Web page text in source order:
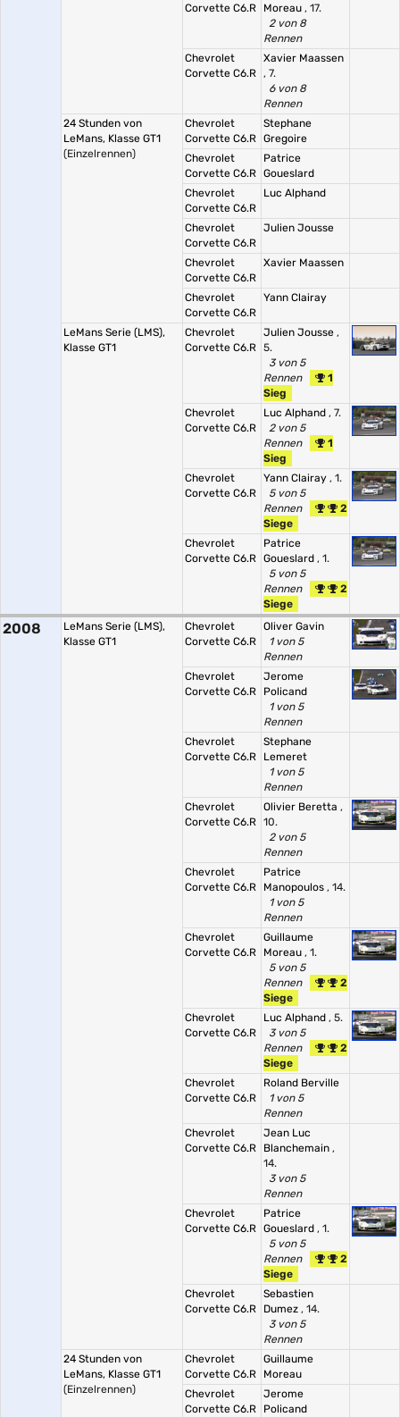
Corvette C6.R
Moreau , 17.
2 von 8
Rennen
Chevrolet
Corvette C6.R
Xavier Maassen
, 7.
6 von 8
Rennen
24 Stunden von
LeMans, Klasse GT1
(Einzelrennen)
Chevrolet
Corvette C6.R
Stephane
Gregoire
Chevrolet
Corvette C6.R
Patrice
Goueslard
Chevrolet
Corvette C6.R
Luc Alphand
Chevrolet
Corvette C6.R
Julien Jousse
Chevrolet
Corvette C6.R
Xavier Maassen
Chevrolet
Corvette C6.R
Yann Clairay
LeMans Serie (LMS),
Klasse GT1
Chevrolet
Corvette C6.R
Julien Jousse ,
5.
3 von 5
Rennen
1
Sieg
Chevrolet
Corvette C6.R
Luc Alphand , 7.
2 von 5
Rennen
1
Sieg
Chevrolet
Corvette C6.R
Yann Clairay , 1.
5 von 5
Rennen
2
Siege
Chevrolet
Corvette C6.R
Patrice
Goueslard , 1.
5 von 5
Rennen
2
Siege
2008
LeMans Serie (LMS),
Klasse GT1
Chevrolet
Corvette C6.R
Oliver Gavin
1 von 5
Rennen
Chevrolet
Corvette C6.R
Jerome
Policand
1 von 5
Rennen
Chevrolet
Corvette C6.R
Stephane
Lemeret
1 von 5
Rennen
Chevrolet
Corvette C6.R
Olivier Beretta ,
10.
2 von 5
Rennen
Chevrolet
Corvette C6.R
Patrice
Manopoulos , 14.
1 von 5
Rennen
Chevrolet
Corvette C6.R
Guillaume
Moreau , 1.
5 von 5
Rennen
2
Siege
Chevrolet
Corvette C6.R
Luc Alphand , 5.
3 von 5
Rennen
2
Siege
Chevrolet
Corvette C6.R
Roland Berville
1 von 5
Rennen
Chevrolet
Corvette C6.R
Jean Luc
Blanchemain ,
14.
3 von 5
Rennen
Chevrolet
Corvette C6.R
Patrice
Goueslard , 1.
5 von 5
Rennen
2
Siege
Chevrolet
Corvette C6.R
Sebastien
Dumez , 14.
3 von 5
Rennen
24 Stunden von
LeMans, Klasse GT1
(Einzelrennen)
Chevrolet
Corvette C6.R
Guillaume
Moreau
Chevrolet
Corvette C6.R
Jerome
Policand